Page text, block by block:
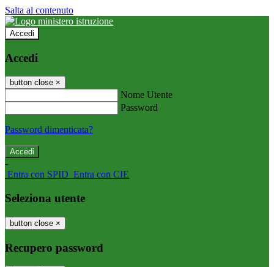
Salta al contenuto
Accedi
Accedi
button close ×
Nome Utente
Password
Password dimenticata?
-
Entra con SPID Entra con CIE
Seleziona utente
button close ×
Recupero password